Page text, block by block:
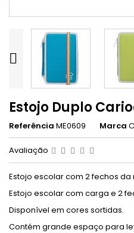

Estojo Duplo
Referência ME0609 Marca
Avaliação
Estojo escolar com 2 fechos da
Estojo escolar com carga e 2
Disponível em cores sortidas.
Contém grande espaço para